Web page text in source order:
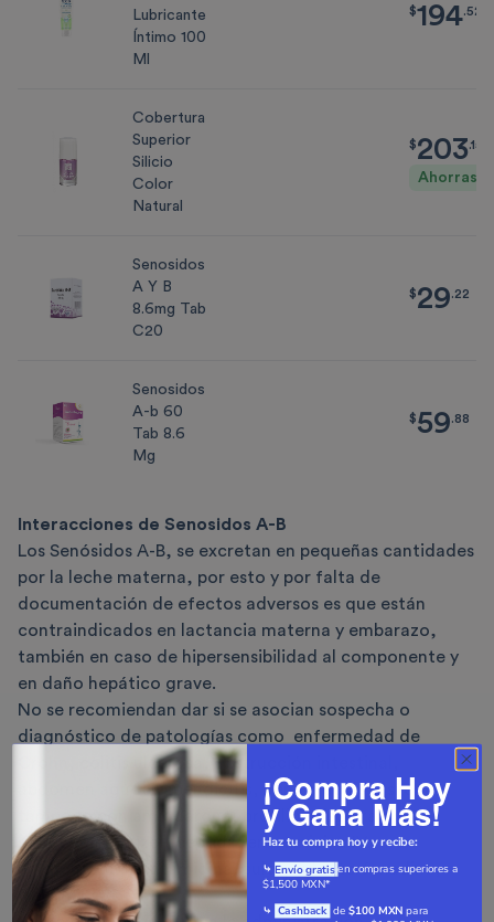
Lubricante
Íntimo 100
Ml
$194.52
$194.52
Cobertura
Superior
Silicio
Color
Natural
$203.15
$203.15
Ahorras $
Senosidos
A Y B
8.6mg Tab
C20
$29.22
$29.22
Senosidos
A-b 60
Tab 8.6
Mg
$ 59.88
$59.88
Interacciones de Senosidos A-B
Los Senósidos A-B, se excretan en pequeñas cantidades
por la leche materna, por esto y por falta de
documentación de efectos adversos es que están
contraindicados en lactancia materna y embarazo,
también en caso de hipersensibilidad al componente y
en daño hepático grave.
No se recomiendan dar si se asocian sospecha o
diagnóstico de patologías como
enfermedad de
Crohn, colitis ulcerosa, obstrucción intestinal,
abdomen agudo, apendicitis, hemorragias, así como
tampoco con amiodarona, bretilio, disopiramida,
sotalol, astemizol, bepridil, eritromicina IV,
halofantrina, pentamidina, sultoprida, terfenadina,
vincamina.
¡Compra Hoy
y Gana Más!
Haz tu compra hoy y recibe:
⤷Envío gratis​en compras superiores a
$1,500 MXN*
⤷ Cashback de$100 MXN para